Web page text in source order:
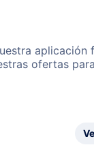
aplicación
ofertas